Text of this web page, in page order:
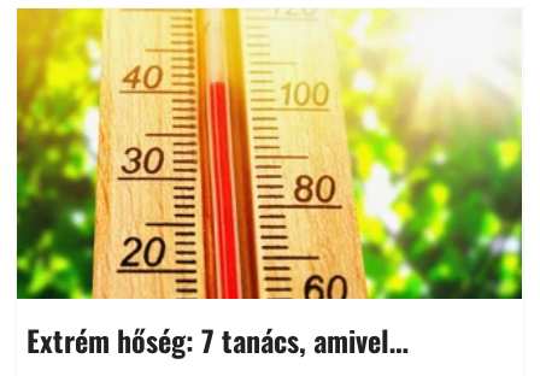
Extrém hőség: 7 tanács, amivel